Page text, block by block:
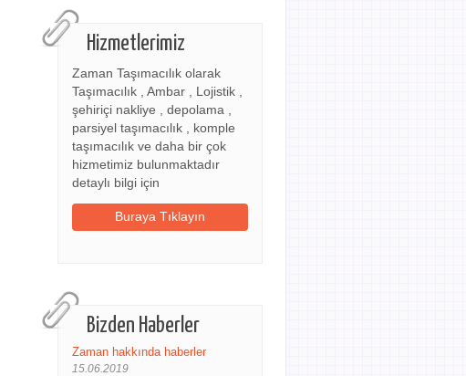
Hizmetlerimiz
Zaman Taşımacılık olarak
Taşımacılık , Ambar , Lojistik ,
şehiriçi nakliye , depolama ,
parsiyel taşımacılık , komple
taşımacılık ve daha bir çok
hizmetimiz bulunmaktadır
detaylı bilgi için
Buraya Tıklayın
Bizden Haberler
Zaman hakkında haberler
15.06.2019